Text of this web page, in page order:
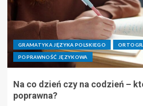
GRAMATYKA JĘZYKA POLSKIEGO
POPRAWNOŚĆ JĘZYKOWA
Na co dzień czy na codzień –
poprawna?